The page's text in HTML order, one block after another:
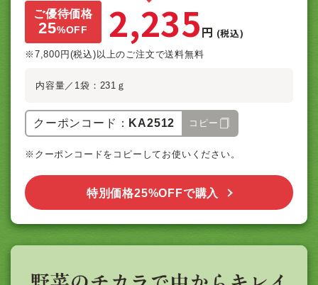
ご優待価格
25%OFF 2,235円 (税込)
※7,800円(税込)以上のご注文で送料無料
内容量／1袋：231ｇ
クーポンコード： KA2512 コピー
※クーポンコードをコピーしてお使いください。
特別価格25%OFFで購入